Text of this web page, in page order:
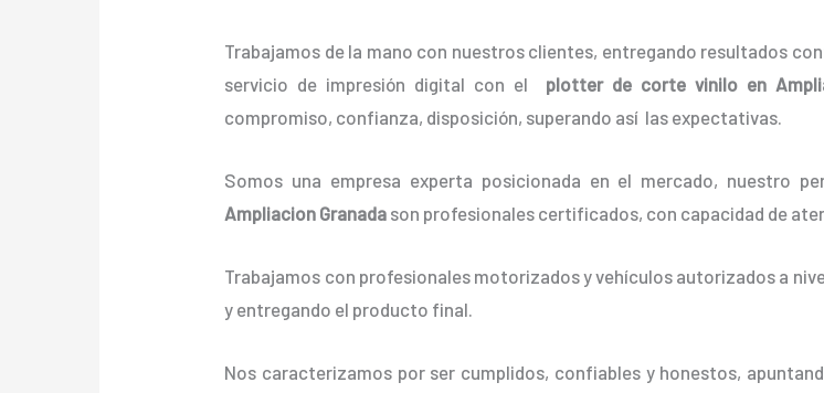
Trabajamos de la mano con nuestros clientes, entregando resultados
servicio de impresión digital con el plotter de corte vinilo en
compromiso, confianza, disposición, superando así las expectativas.
Somos una empresa experta posicionada en el mercado, nuestro
Ampliacion Granada son profesionales certificados, con capacidad de
Trabajamos con profesionales motorizados y vehículos autorizados a
y entregando el producto final.
Nos caracterizamos por ser cumplidos, confiables y honestos,